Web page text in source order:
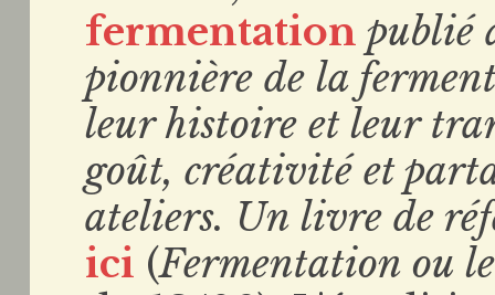
fermentation publié
pionnière de la
leur histoire et leur
goût, créativité et
ateliers. Un livre de
ici (Fermentation ou